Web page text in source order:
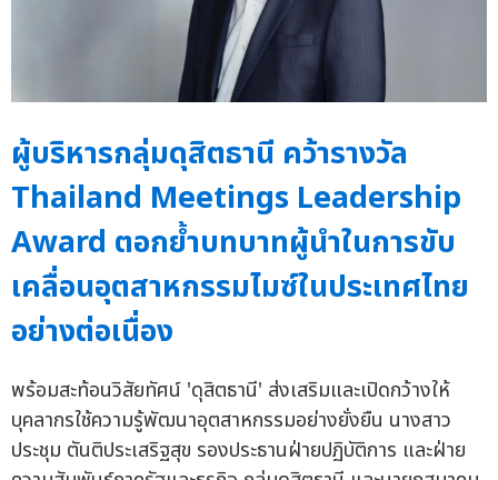
ผู้บริหารกลุ่มดุสิตธานี คว้ารางวัล
Thailand Meetings Leadership
Award ตอกย้ำบทบาทผู้นำในการขับ
เคลื่อนอุตสาหกรรมไมซ์ในประเทศไทย
อย่างต่อเนื่อง
พร้อมสะท้อนวิสัยทัศน์ 'ดุสิตธานี' ส่งเสริมและเปิดกว้างให้
บุคลากรใช้ความรู้พัฒนาอุตสาหกรรมอย่างยั่งยืน นางสาว
ประชุม ตันติประเสริฐสุข รองประธานฝ่ายปฏิบัติการ และฝ่าย